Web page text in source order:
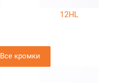
12HL
Все кромки